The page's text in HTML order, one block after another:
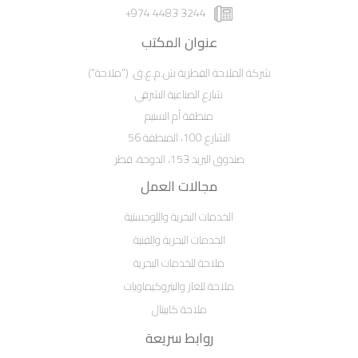
3244 4483 974+
عنوان المكتب
شركة الملاحة القطرية ش.م.ع.ق. ("ملاحة")
شارع الصناعية الشرقي
منطقة أم السنيم
الشارع 100، المنطقة 56
صندوق البريد 153، الدوحة، قطر
مجالات العمل
الخدمات البحرية واللوجستية
الخدمات البحرية والفنية
ملاحة للخدمات البحرية
ملاحة للغاز والبتروكيماويات
ملاحة كابيتال
روابط سريعة